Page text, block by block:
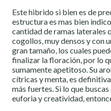
Este hibrido si bien es de
estructura es mas bien
cantidad de ramas laterales
cogollos, muy densos y con
gran tamaño, los cuales
finalizar la floración, por lo
sumamente apetitoso. Su
cítricas y menta, es
más fuertes. Si lo que
euforia y creatividad,